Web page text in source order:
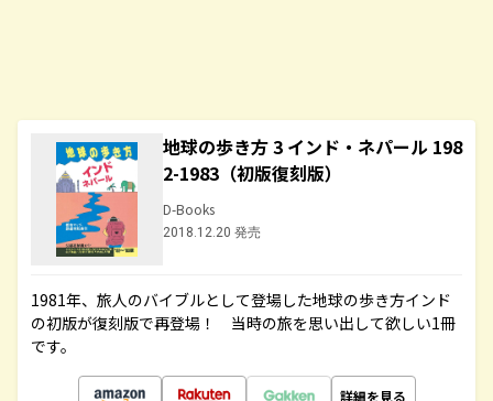
地球の歩き方 3 インド・ネパール 198
2-1983（初版復刻版）
D-Books
2018.12.20 発売
1981年、旅人のバイブルとして登場した地球の歩き方インド
の初版が復刻版で再登場！ 当時の旅を思い出して欲しい1冊
です。
詳細を見る